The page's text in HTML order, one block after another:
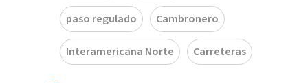
paso regulado Cambronero
Interamericana Norte Carreteras